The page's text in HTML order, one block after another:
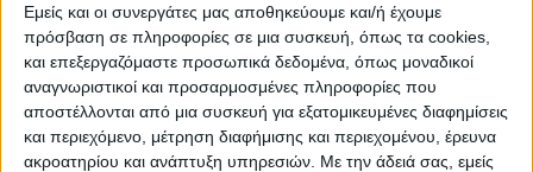
Εμείς και οι συνεργάτες μας αποθηκεύουμε και/ή έχουμε
πρόσβαση σε πληροφορίες σε μια συσκευή, όπως τα cookies,
και επεξεργαζόμαστε προσωπικά δεδομένα, όπως μοναδικοί
αναγνωριστικοί και προσαρμοσμένες πληροφορίες που
αποστέλλονται από μια συσκευή για εξατομικευμένες διαφημίσεις
και περιεχόμενο, μέτρηση διαφήμισης και περιεχομένου, έρευνα
ακροατηρίου και ανάπτυξη υπηρεσιών. Με την άδειά σας, εμείς
ΝΕΟΣ ΑΓΩΝ
https://neosagon.gr
Η Αρχαιότερη Καθημερινή Πρωινή Εφημερίδα της Καρδίτσας